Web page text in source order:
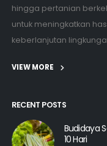
hingga pertanian
untuk meningkatkan
keberlanjutan
VIEW MORE
RECENT POSTS
Budidaya
10 Hari